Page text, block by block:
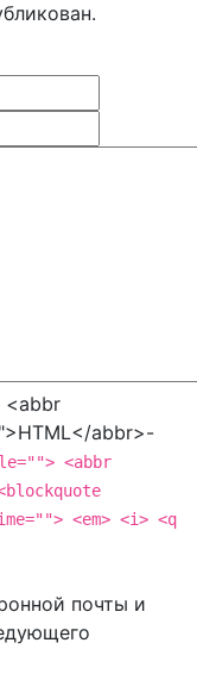
<abbr
abbr>-
<abbr
<em> <i> <q
почты и